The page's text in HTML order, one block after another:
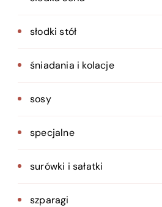
słodki stół
śniadania i kolacje
sosy
specjalne
surówki i sałatki
szparagi